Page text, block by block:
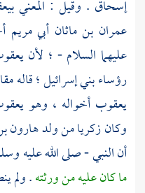
إسحاق . وقيل : المعني
عمران بن ماثان أبي مريم
عليهما السلام - ؛ لأن
رؤساءبني إسرائيل ؛قاله
يعقوبأخواله ، وهو
وكانزكريامن ولدهارون
أن النبي - صلى الله عليه
ما كان عليه من ورثته. ولم